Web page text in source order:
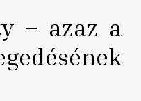
– azaz a